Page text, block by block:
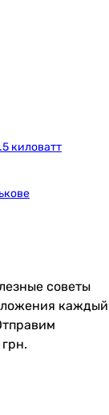
киловатт
советы
каждый